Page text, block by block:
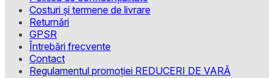
Costuri și termene de livrare
Returnări
GPSR
Întrebări frecvente
Contact
Regulamentul promoției REDUCERI DE VARĂ